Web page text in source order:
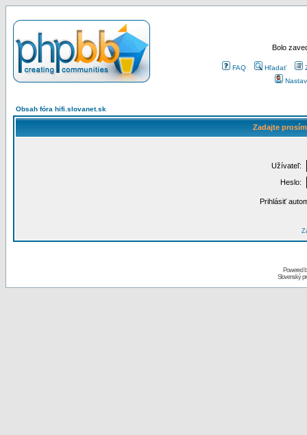
Bolo
FAQ Hľadať
Obsah fóra hifi.slovanet.sk
Zadajte
Užívateľ:
Heslo:
Prihlásiť
Powered
Slovenský